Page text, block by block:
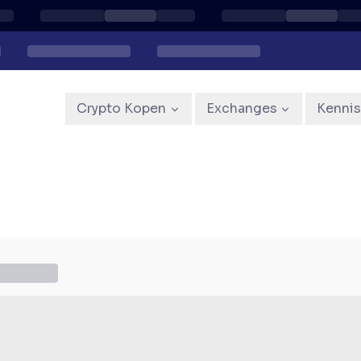
Crypto Kopen Exchanges